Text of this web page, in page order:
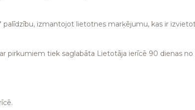
izmantojot lietotnes marķējumu, kas ir
pirkumiem tiek saglabāta Lietotāja ierīcē 90 dienas